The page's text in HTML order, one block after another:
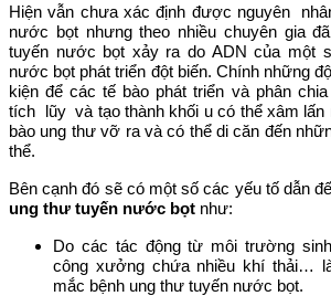
Hiện vẫn chưa xác định được nguyên
nước bọt nhưng theo nhiều chuyên gia
tuyến nước bọt xảy ra do ADN của một
nước bọt phát triển đột biến. Chính những
kiện để các tế bào phát triển và phân
tích lũy và tạo thành khối u có thể xâm lấn
bào ung thư vỡ ra và có thể di căn đến
thể.
Bên cạnh đó sẽ có một số các yếu tố dẫn
ung thư tuyến nước bọt như:
Do các tác động từ môi trường
công xưởng chứa nhiều khí thải…
mắc bệnh ung thư tuyến nước bọt.